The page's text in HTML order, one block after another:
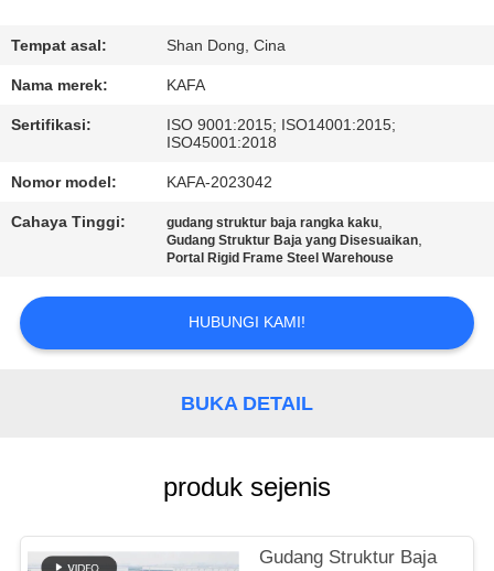
TUR
PABRIK
KUALITAS
KAMI
BERITA
SITEMAP
Tempat asal: Shan Dong, Cina
Nama merek: KAFA
Sertifikasi:
ISO 9001:2015; ISO14001:2015;
ISO45001:2018
Nomor model: KAFA-2023042
Cahaya Tinggi: gudang struktur baja rangka kaku,
Gudang Struktur Baja yang Disesuaikan,
Portal Rigid Frame Steel Warehouse
HUBUNGI KAMI!
BUKA DETAIL
produk sejenis
Gudang Struktur Baja